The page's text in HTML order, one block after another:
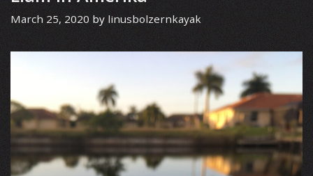
March 25, 2020 by linusbolzernkayak